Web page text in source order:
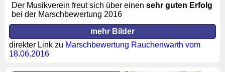
Der Musikverein freut sich über einen sehr guten Erfolg
bei der Marschbewertung 2016
mehr Bilder
direkter Link zu Marschbewertung Rauchenwarth vom
18.06.2016